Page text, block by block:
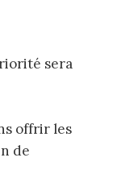
sera
offrir les
de